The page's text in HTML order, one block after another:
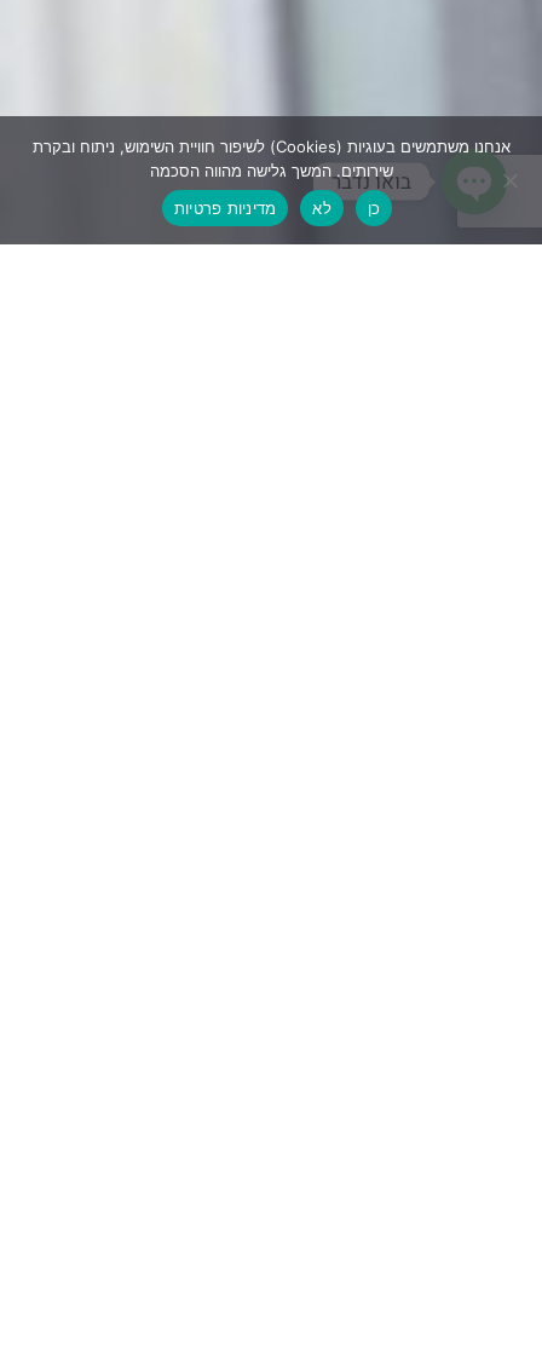
אנחנו משתמשים בעוגיות (Cookies) לשיפור חוויית השימוש, ניתוח ובקרת
שירותים. המשך גלישה מהווה הסכמה
כן
לא מדיניות פרטיות
בואו נדבר
Open chaty